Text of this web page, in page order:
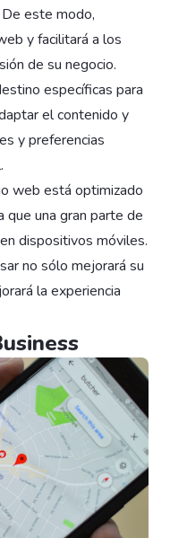
este modo,
y facilitará a los
de su negocio.
específicas para
el contenido y
y preferencias
web está optimizado
que una gran parte de
dispositivos móviles.
no sólo mejorará su
la experiencia